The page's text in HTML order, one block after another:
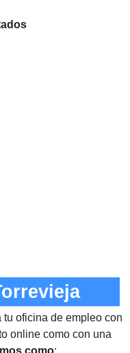
oficina de empleo con
online como con una
como: